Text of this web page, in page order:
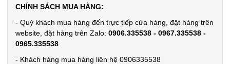
CHÍNH SÁCH MUA HÀNG:
- Quý khách mua hàng đến trực tiếp cửa hàng, đặt hàng trên
website, đặt hàng trên Zalo: 0906.335538 - 0967.335538 -
0965.335538
- Khách hàng mua hàng liên hệ 0906335538